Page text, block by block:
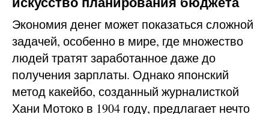
Экономия денег может показаться сложной
задачей, особенно в мире, где множество
людей тратят заработанное даже до
получения зарплаты. Однако японский
метод какейбо, созданный журналисткой
Хани Мотоко в 1904 году, предлагает нечто